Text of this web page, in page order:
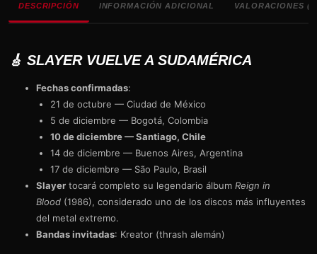
DESCRIPCIÓN INFORMACIÓN ADICIONAL VALORACIONES
🎸 SLAYER VUELVE A SUDAMÉRICA
Fechas confirmadas:
21 de octubre — Ciudad de México
5 de diciembre — Bogotá, Colombia
10 de diciembre — Santiago, Chile
14 de diciembre — Buenos Aires, Argentina
17 de diciembre — São Paulo, Brasil
Slayer tocará completo su legendario álbum Reign in
Blood (1986), considerado uno de los discos más influyentes
del metal extremo.
Bandas invitadas: Kreator (thrash alemán)